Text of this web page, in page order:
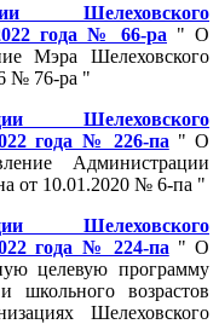
Шелеховского
года № 66-ра " О
Мэра Шелеховского
№ 76-ра "
Шелеховского
года № 226-па " О
Администрации
от 10.01.2020 № 6-па "
Шелеховского
года № 224-па " О
целевую программу
школьного возрастов
Шелеховского